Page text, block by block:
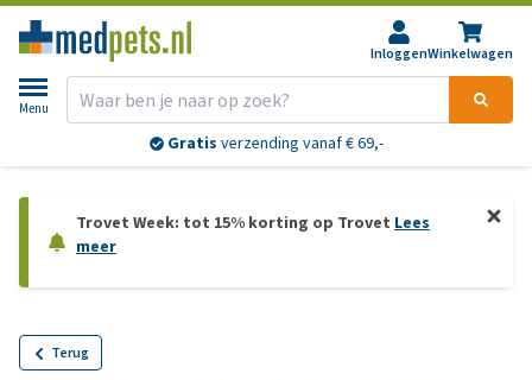
InloggenWinkelwagen
Menu
Gratis verzending vanaf € 69,-
Trovet Week: tot 15% korting op Trovet Lees
meer
Terug